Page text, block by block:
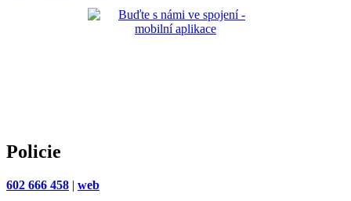
Policie
602 666 458 | web